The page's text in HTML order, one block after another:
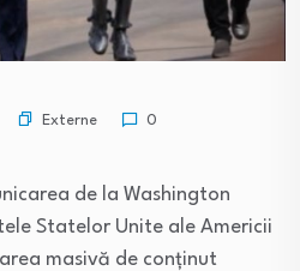
Externe 0
de la Washington
Statelor Unite ale Americii
masivă de conținut